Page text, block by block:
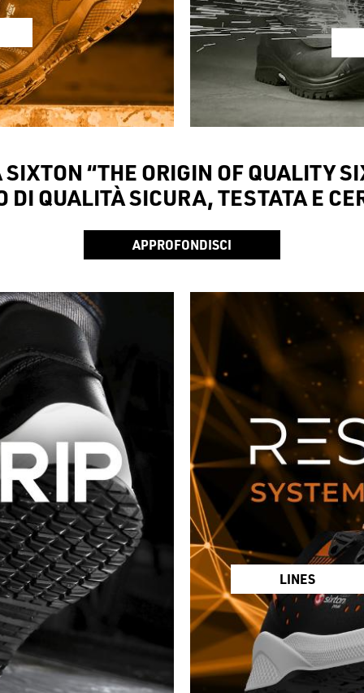
“THE ORIGIN OF QUALITY
DI QUALITÀ SICURA, TESTATA E
APPROFONDISCI
LINES